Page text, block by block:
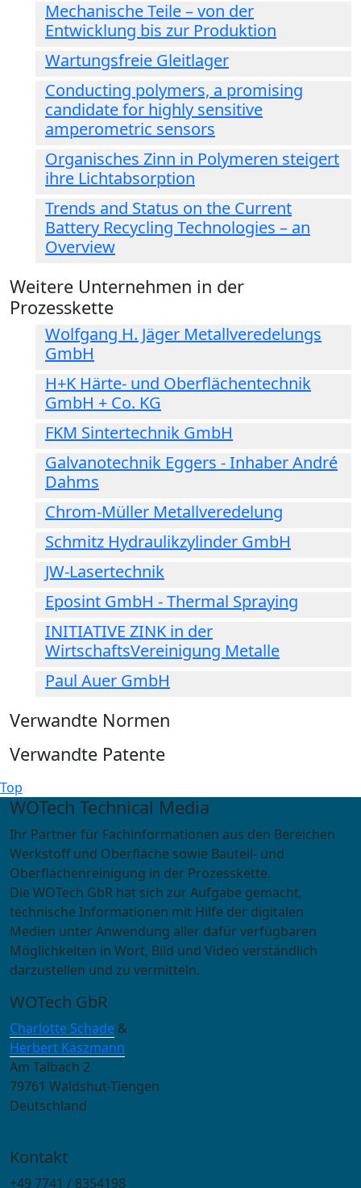
Mechanische Teile – von der
Entwicklung bis zur Produktion
Wartungsfreie Gleitlager
Conducting polymers, a promising
candidate for highly sensitive
amperometric sensors
Organisches Zinn in Polymeren steigert
ihre Lichtabsorption
Trends and Status on the Current
Battery Recycling Technologies – an
Overview
Weitere Unternehmen in der
Prozesskette
Wolfgang H. Jäger Metallveredelungs
GmbH
H+K Härte- und Oberflächentechnik
GmbH + Co. KG
FKM Sintertechnik GmbH
Galvanotechnik Eggers - Inhaber André
Dahms
Chrom-Müller Metallveredelung
Schmitz Hydraulikzylinder GmbH
JW-Lasertechnik
Eposint GmbH - Thermal Spraying
INITIATIVE ZINK in der
WirtschaftsVereinigung Metalle
Paul Auer GmbH
Verwandte Normen
Verwandte Patente
Top
WOTech Technical Media
Ihr Partner für Fachinformationen aus den Bereichen
Werkstoff und Oberfläche sowie Bauteil- und
Oberflächenreinigung in der Prozesskette.
Die WOTech GbR hat sich zur Aufgabe gemacht,
technische Informationen mit Hilfe der digitalen
Medien unter Anwendung aller dafür verfügbaren
Möglichkeiten in Wort, Bild und Video verständlich
darzustellen und zu vermitteln.
WOTech GbR
Charlotte Schade &
Herbert Käszmann
Am Talbach 2
79761 Waldshut-Tiengen
Deutschland
Kontakt
+49 7741 / 8354198